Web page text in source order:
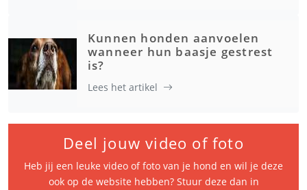
Kunnen honden aanvoelen
wanneer hun baasje gestrest
is?
Lees het artikel
Deel jouw video of foto
Heb jij een leuke video of foto van je hond en wil je deze
ook op de website hebben? Stuur deze dan in